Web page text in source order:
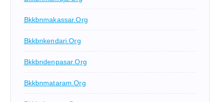
Bkkbnmakassar.org
Bkkbnkendari.org
Bkkbndenpasar.org
Bkkbnmataram.org